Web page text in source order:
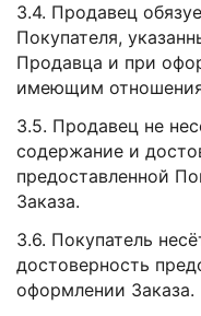
3.4. Продавец
Покупателя,
Продавца и при
имеющим
3.5. Продавец не
содержание и
предоставленной
Заказа.
3.6. Покупатель
достоверность
оформлении Заказа.